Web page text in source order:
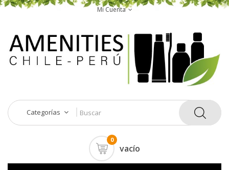
Mi Cuenta
Categorías
0
vacío